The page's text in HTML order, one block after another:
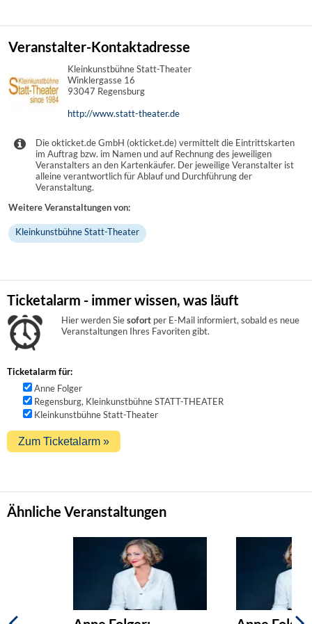
Veranstalter-Kontaktadresse
Kleinkunstbühne Statt-Theater
Winklergasse 16
93047 Regensburg
http://www.statt-theater.de
Die okticket.de GmbH (okticket.de) vermittelt die Eintrittskarten
im Auftrag bzw. im Namen und auf Rechnung des jeweiligen
Veranstalters an den Kartenkäufer. Der jeweilige Veranstalter ist
alleine verantwortlich für Ablauf und Durchführung der
Veranstaltung.
Weitere Veranstaltungen von:
Kleinkunstbühne Statt-Theater
Ticketalarm - immer wissen, was läuft
Hier werden Siesofort per E-Mail informiert, sobald es neue
Veranstaltungen Ihres Favoriten gibt.
Ticketalarm für:
Anne Folger
Regensburg, Kleinkunstbühne STATT-THEATER
Kleinkunstbühne Statt-Theater
Ähnliche Veranstaltungen